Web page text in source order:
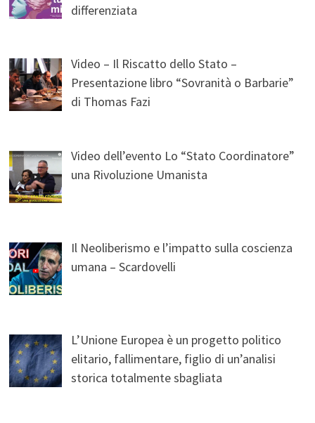
differenziata
Video – Il Riscatto dello Stato –
Presentazione libro “Sovranità o Barbarie”
di Thomas Fazi
Video dell’evento Lo “Stato Coordinatore”
una Rivoluzione Umanista
Il Neoliberismo e l’impatto sulla coscienza
umana – Scardovelli
L’Unione Europea è un progetto politico
elitario, fallimentare, figlio di un’analisi
storica totalmente sbagliata